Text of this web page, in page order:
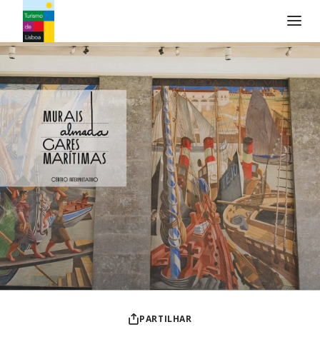
Logo do Turismo de Lisboa
PARTILHAR